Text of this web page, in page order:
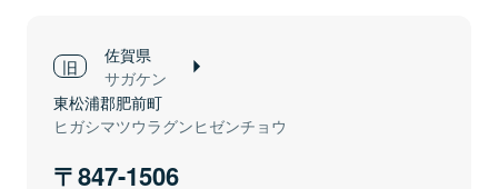
佐賀県
サガケン
東松浦郡肥前町
ヒガシマツウラグンヒゼンチョウ
847-1506